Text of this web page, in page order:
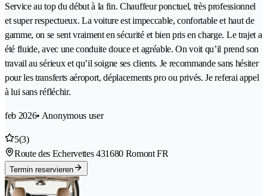
Service au top du début à la fin. Chauffeur ponctuel, très professionnel
et super respectueux. La voiture est impeccable, confortable et haut de
gamme, on se sent vraiment en sécurité et bien pris en charge. Le trajet a
été fluide, avec une conduite douce et agréable. On voit qu’il prend son
travail au sérieux et qu’il soigne ses clients. Je recommande sans hésiter
pour les transferts aéroport, déplacements pro ou privés. Je referai appel
à lui sans réfléchir.
feb 2026• Anonymous user
5(3)
Route des Echervettes 431680 Romont FR
Termin reservieren